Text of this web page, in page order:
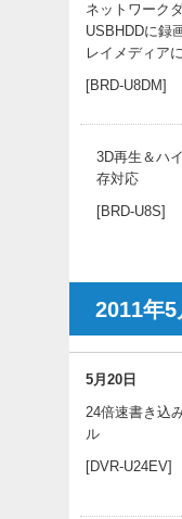
ネットワーク
USBHDDに録
レイメディア
[BRD-U8DM]
3D再生＆ハ
存対応
[BRD-U8S]
2011年5
5月20日
24倍速書き込
ル
[DVR-U24EV]